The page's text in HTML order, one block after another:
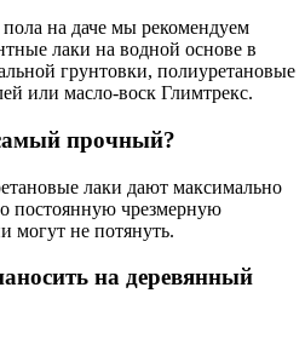
на даче мы рекомендуем
лаки на водной основе в
грунтовки, полиуретановые
или масло-воск Глимтрекс.
прочный?
лаки дают максимально
постоянную чрезмерную
могут не потянуть.
на деревянный